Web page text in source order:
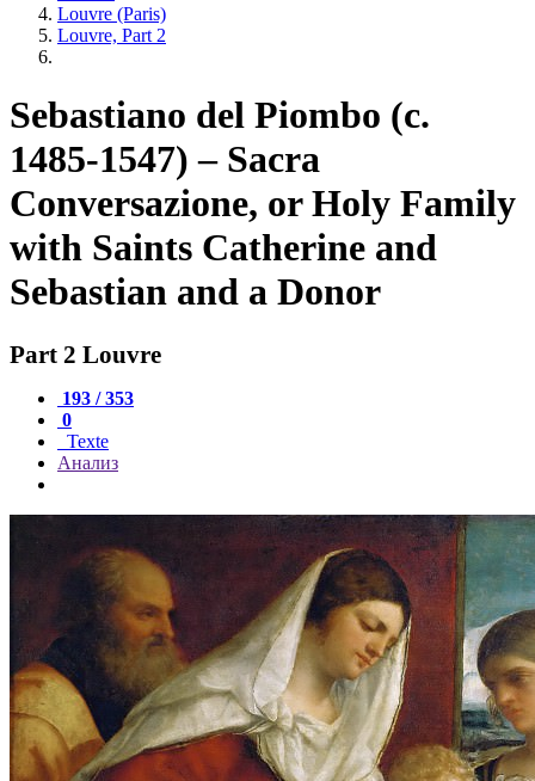
Louvre (Paris)
Louvre, Part 2
Sebastiano del Piombo (c.
1485-1547) – Sacra
Conversazione, or Holy Family
with Saints Catherine and
Sebastian and a Donor
Part 2 Louvre
193 / 353
0
Texte
Анализ